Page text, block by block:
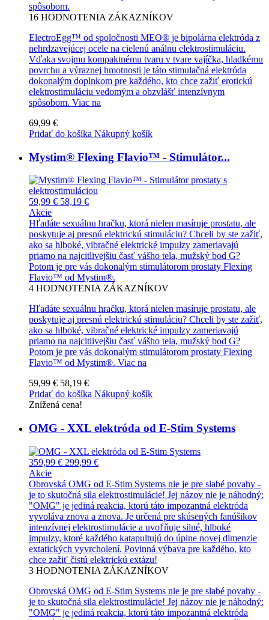
spôsobom.
16 HODNOTENIA ZÁKAZNÍKOV
ElectroEgg™ od spoločnosti MEO® je bipolárna elektróda z
nehrdzavejúcej ocele na cielenú análnu elektrostimuláciu.
Vďaka svojmu kompaktnému tvaru v tvare vajíčka, hladkému
povrchu a výraznej hmotnosti je táto stimulačná elektróda
dokonalým doplnkom pre každého, kto chce zažiť erotickú
elektrostimuláciu vedomým a obzvlášť intenzívnym
spôsobom. Viac na
69,99 €
Pridať do košíka Nákupný košík
Mystim® Flexing Flavio™ - Stimulátor...
59,99 € 58,19 €
Akcie
Hľadáte sexuálnu hračku, ktorá nielen masíruje prostatu, ale
poskytuje aj presnú elektrickú stimuláciu? Chceli by ste zažiť,
ako sa hlboké, vibračné elektrické impulzy zameriavajú
priamo na najcitlivejšiu časť vášho tela, mužský bod G?
Potom je pre vás dokonalým stimulátorom prostaty Flexing
Flavio™ od Mystim®.
4 HODNOTENIA ZÁKAZNÍKOV
Hľadáte sexuálnu hračku, ktorá nielen masíruje prostatu, ale
poskytuje aj presnú elektrickú stimuláciu? Chceli by ste zažiť,
ako sa hlboké, vibračné elektrické impulzy zameriavajú
priamo na najcitlivejšiu časť vášho tela, mužský bod G?
Potom je pre vás dokonalým stimulátorom prostaty Flexing
Flavio™ od Mystim®. Viac na
59,99 € 58,19 €
Pridať do košíka Nákupný košík
Znížená cena!
OMG - XXL elektróda od E-Stim Systems
359,99 € 299,99 €
Akcie
Obrovská OMG od E-Stim Systems nie je pre slabé povahy -
je to skutočná sila elektrostimulácie! Jej názov nie je náhodný:
"OMG" je jediná reakcia, ktorú táto impozantná elektróda
vyvoláva znova a znova. Je určená pre skúsených fanúšikov
intenzívnej elektrostimulácie a uvoľňuje silné, hlboké
impulzy, ktoré každého katapultujú do úplne novej dimenzie
extatických vyvrcholení. Povinná výbava pre každého, kto
chce zažiť čistú elektrickú extázu!
3 HODNOTENIA ZÁKAZNÍKOV
Obrovská OMG od E-Stim Systems nie je pre slabé povahy -
je to skutočná sila elektrostimulácie! Jej názov nie je náhodný:
"OMG" je jediná reakcia, ktorú táto impozantná elektróda